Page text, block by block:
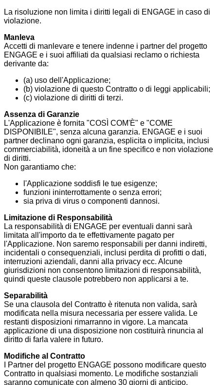
La risoluzione non limita i diritti legali di ENGAGE in caso di
violazione.
Manleva
Accetti di manlevare e tenere indenne i partner del progetto
ENGAGE e i suoi affiliati da qualsiasi reclamo o richiesta
derivante da:
(a) uso dell'Applicazione;
(b) violazione di questo Contratto o di leggi applicabili;
(c) violazione di diritti di terzi.
Assenza di Garanzie
L'Applicazione è fornita "COSÌ COM'È" e "COME
DISPONIBILE", senza alcuna garanzia. ENGAGE e i suoi
partner declinano ogni garanzia, esplicita o implicita, inclusi
commerciabilità, idoneità a un fine specifico e non violazione
di diritti.
Non garantiamo che:
l'Applicazione soddisfi le tue esigenze;
funzioni ininterrottamente o senza errori;
sia priva di virus o componenti dannosi.
Limitazione di Responsabilità
La responsabilità di ENGAGE per eventuali danni sarà
limitata all'importo da te effettivamente pagato per
l'Applicazione. Non saremo responsabili per danni indiretti,
incidentali o consequenziali, inclusi perdita di profitti o dati,
interruzioni aziendali, danni alla privacy ecc. Alcune
giurisdizioni non consentono limitazioni di responsabilità,
quindi queste clausole potrebbero non applicarsi a te.
Separabilità
Se una clausola del Contratto è ritenuta non valida, sarà
modificata nella misura necessaria per essere valida. Le
restanti disposizioni rimarranno in vigore. La mancata
applicazione di una disposizione non costituirà rinuncia al
diritto di farla valere in futuro.
Modifiche al Contratto
I Partner del progetto ENGAGE possono modificare questo
Contratto in qualsiasi momento. Le modifiche sostanziali
saranno comunicate con almeno 30 giorni di anticipo.